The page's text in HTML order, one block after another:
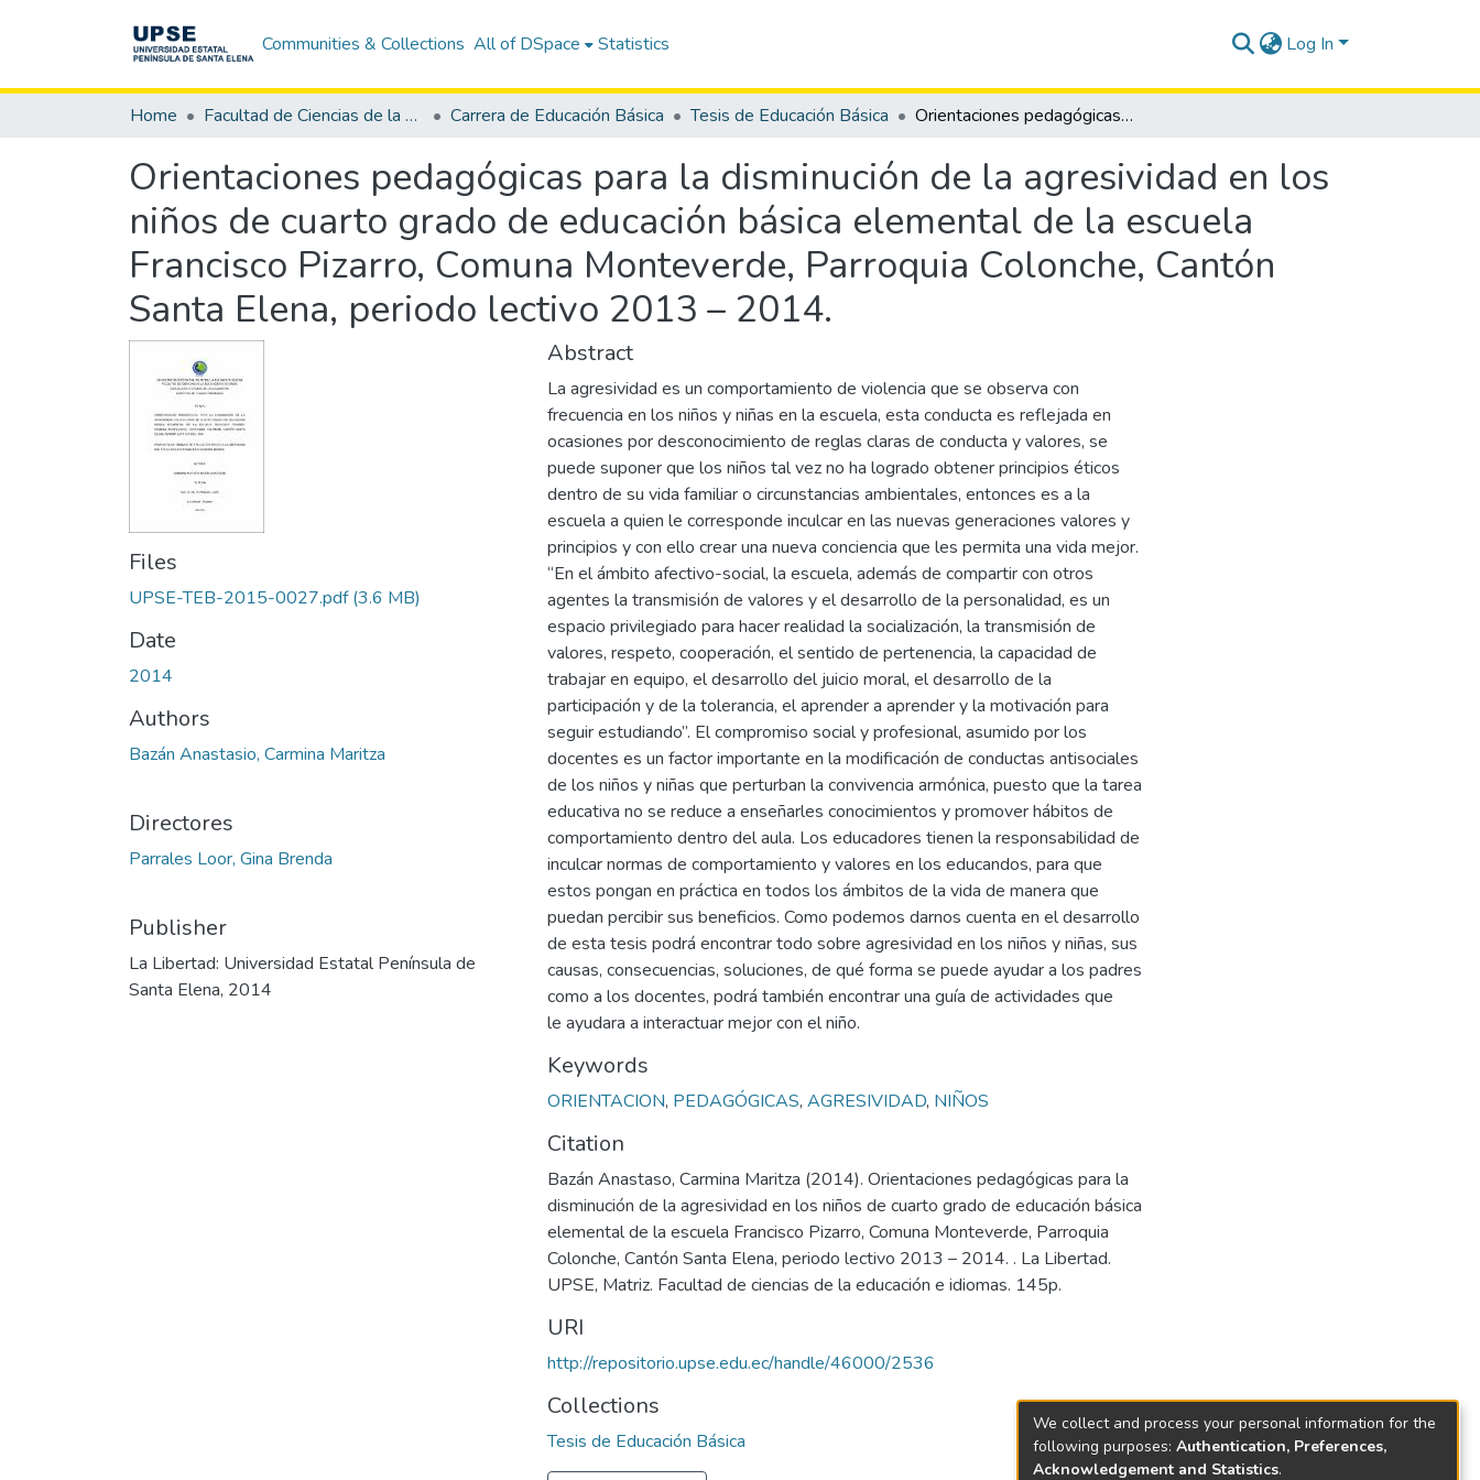
Communities & Collections All of DSpace Statistics Log In
Home Facultad de Ciencias de la Educación e Idiomas Carrera de Educación Básica Tesis de Educación Básica Orientaciones pedagógicas para la disminución de la agresividad en los niños de cuarto grado de educación básica elemental de la escuela Francisco Pizarro, Comuna Monteverde, Parroquia Colonche, Cantón Santa Elena, periodo lectivo 2013 – 2014.
Orientaciones pedagógicas para la disminución de la agresividad en los
niños de cuarto grado de educación básica elemental de la escuela
Francisco Pizarro, Comuna Monteverde, Parroquia Colonche, Cantón
Santa Elena, periodo lectivo 2013 – 2014.
Files
UPSE-TEB-2015-0027.pdf(3.6 MB)
Date
2014
Authors
Bazán Anastasio, Carmina Maritza
Directores
Parrales Loor, Gina Brenda
Publisher
La Libertad: Universidad Estatal Península de
Santa Elena, 2014
Abstract
La agresividad es un comportamiento de violencia que se observa con
frecuencia en los niños y niñas en la escuela, esta conducta es reflejada en
ocasiones por desconocimiento de reglas claras de conducta y valores, se
puede suponer que los niños tal vez no ha logrado obtener principios éticos
dentro de su vida familiar o circunstancias ambientales, entonces es a la
escuela a quien le corresponde inculcar en las nuevas generaciones valores y
principios y con ello crear una nueva conciencia que les permita una vida mejor.
“En el ámbito afectivo-social, la escuela, además de compartir con otros
agentes la transmisión de valores y el desarrollo de la personalidad, es un
espacio privilegiado para hacer realidad la socialización, la transmisión de
valores, respeto, cooperación, el sentido de pertenencia, la capacidad de
trabajar en equipo, el desarrollo del juicio moral, el desarrollo de la
participación y de la tolerancia, el aprender a aprender y la motivación para
seguir estudiando”. El compromiso social y profesional, asumido por los
docentes es un factor importante en la modificación de conductas antisociales
de los niños y niñas que perturban la convivencia armónica, puesto que la tarea
educativa no se reduce a enseñarles conocimientos y promover hábitos de
comportamiento dentro del aula. Los educadores tienen la responsabilidad de
inculcar normas de comportamiento y valores en los educandos, para que
estos pongan en práctica en todos los ámbitos de la vida de manera que
puedan percibir sus beneficios. Como podemos darnos cuenta en el desarrollo
de esta tesis podrá encontrar todo sobre agresividad en los niños y niñas, sus
causas, consecuencias, soluciones, de qué forma se puede ayudar a los padres
como a los docentes, podrá también encontrar una guía de actividades que
le ayudara a interactuar mejor con el niño.
Keywords
ORIENTACION, PEDAGÓGICAS, AGRESIVIDAD, NIÑOS
Citation
Bazán Anastaso, Carmina Maritza (2014). Orientaciones pedagógicas para la
disminución de la agresividad en los niños de cuarto grado de educación básica
elemental de la escuela Francisco Pizarro, Comuna Monteverde, Parroquia
Colonche, Cantón Santa Elena, periodo lectivo 2013 – 2014. . La Libertad.
UPSE, Matriz. Facultad de ciencias de la educación e idiomas. 145p.
URI
http://repositorio.upse.edu.ec/handle/46000/2536
Collections
Tesis de Educación Básica
We collect and process your personal information for the
following purposes: Authentication, Preferences,
Acknowledgement and Statistics.